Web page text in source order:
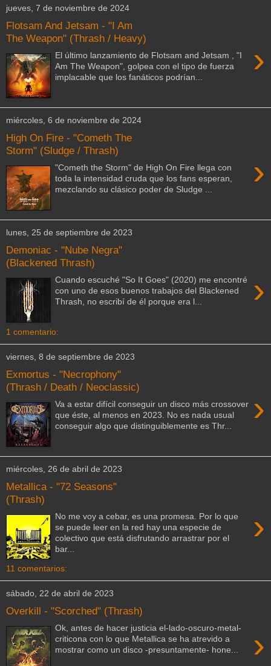
jueves, 7 de noviembre de 2024
Flotsam And Jetsam - "I Am
The Weapon" (Thrash / Heavy)
›
El último lanzamiento de Flotsam and Jetsam , "I
Am The Weapon", golpea con el tipo de fuerza
implacable que los fanáticos podrían...
miércoles, 6 de noviembre de 2024
High On Fire - "Cometh The
Storm" (Sludge / Thrash)
›
"Cometh the Storm" de High On Fire llega con
toda la intensidad cruda que los fans esperan,
mezclando su clásico poder de Sludge ...
lunes, 25 de septiembre de 2023
Demoniac - "Nube Negra"
(Blackened Thrash)
›
Cuando escuché "So It Goes" (2020) me encontré
con uno de esos buenos trabajos del Blackened
Thrash, no escribí de él porque era l...
1 comentario:
viernes, 8 de septiembre de 2023
Exmortus - "Necrophony"
(Thrash / Death / Neoclassic)
›
Va a estar difícil conseguir un disco más crossover
que éste, al menos en 2023. No es nada usual
conseguir algo que distinguiblemente es Thr...
miércoles, 26 de abril de 2023
Metallica - "72 Seasons"
(Thrash)
›
No me voy a cebar, es una promesa. Por lo que
se puede leer en la red hay una especie de
colectivo que está disfrutando arrastrar por el
bar...
11 comentarios:
sábado, 22 de abril de 2023
Overkill - "Scorched" (Thrash)
›
Ok, antes de hacer justicia el-lado-oscuro-metal-
criticona con lo que Metallica se ha atrevido a
mostrar como un disco -presuntamente- hone...